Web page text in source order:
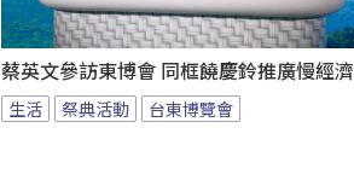
蔡英文參訪東博會 同框饒慶鈴推廣慢經濟
生活 祭典活動 台東博覽會